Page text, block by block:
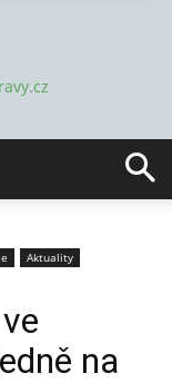
Aktuality
na